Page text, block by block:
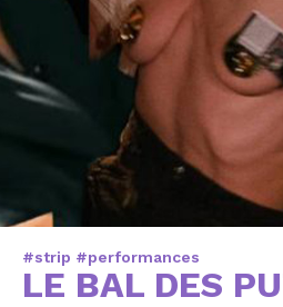
#strip #performances
LE BAL DES